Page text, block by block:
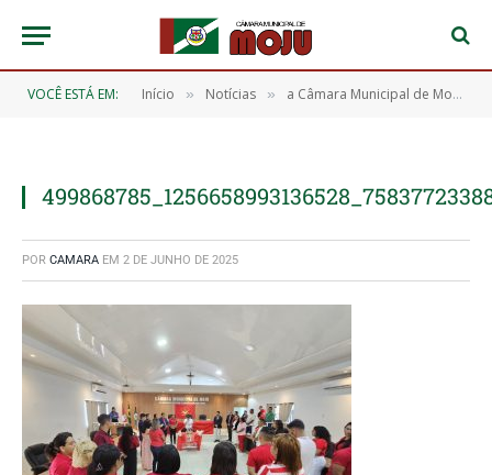
VOCÊ ESTÁ EM: Início » Notícias » a Câmara Municipal de Moju teve a honra de receber a Coroa do Divino Espírito Santo
POR CAMARA EM 2 DE JUNHO DE 2025